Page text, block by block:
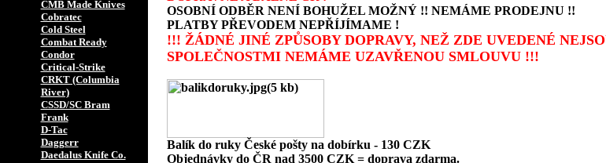
CMB Made Knives
Cobratec
Cold Steel
Combat Ready
Condor
Critical-Strike
CRKT (Columbia
River)
CSSD/SC Bram
Frank
D-Tac
Daggerr
Daedalus Knife Co.
OSOBNÍ ODBĚR NENÍ BOHUŽEL MOŽNÝ !! NEMÁME PRODEJNU !!
PLATBY PŘEVODEM NEPŘÍJÍMAME !
!!! ŽÁDNÉ JINÉ ZPŮSOBY DOPRAVY, NEŽ ZDE UVEDENÉ
SPOLEČNOSTMI NEMÁME UZAVŘENOU SMLOUVU !!!
Balík do ruky České pošty na dobírku - 130 CZK
Objednávky do ČR nad 3500 CZK = doprava zdarma.